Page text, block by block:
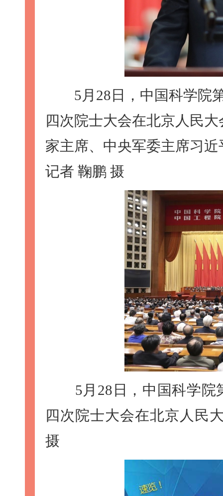
5月28日，中国科学院第
四次院士大会在北京人民
家主席、中央军委主席习
记者 鞠鹏 摄
5月28日，中国科学院
四次院士大会在北京人民
摄